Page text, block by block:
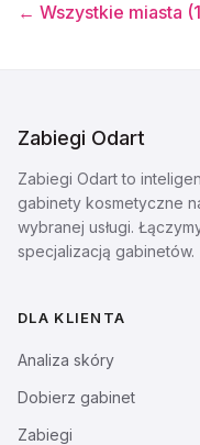
← Wszystkie miasta (
Zabiegi Odart
Zabiegi Odart to
gabinety kosmetyczne
wybranej usługi.
specjalizacją gabinetów.
DLA KLIENTA
Analiza skóry
Dobierz gabinet
Zabiegi